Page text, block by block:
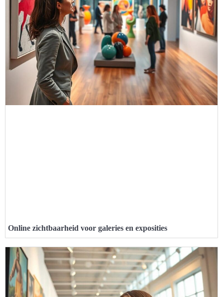
Online zichtbaarheid voor galeries en exposities